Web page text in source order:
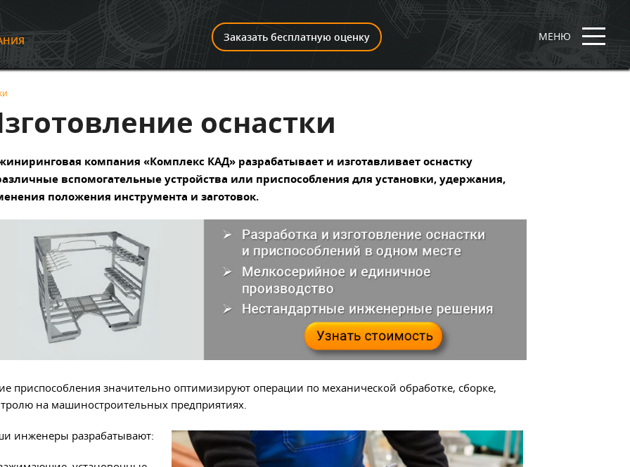
Заказать бесплатную оценку МЕНЮ
оснастки
компания «Комплекс КАД» разрабатывает и изготавливает оснастку
вспомогательные устройства или приспособления для установки, удержания,
положения инструмента и заготовок.
приспособления значительно оптимизируют операции по механической обработке, сборке,
на машиностроительных предприятиях.
инженеры разрабатывают: